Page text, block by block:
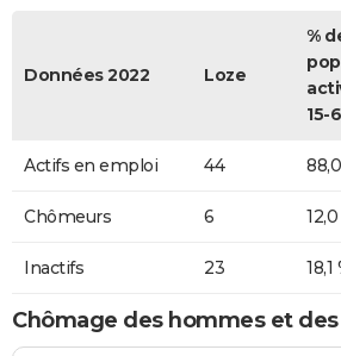
Données 2022 Loze
%
15-
Actifs en emploi 44
Chômeurs 6
Inactifs 23 18,1
Chômage des hommes et